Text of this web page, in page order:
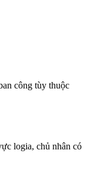
công tùy thuộc
logia, chủ nhân có